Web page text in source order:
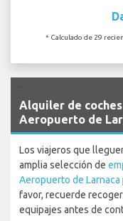
* Calculado de 29
Alquiler de
Aeropuerto de
Los viajeros que
amplia selección de
Aeropuerto de Larnaca
favor, recuerde
equipajes antes de